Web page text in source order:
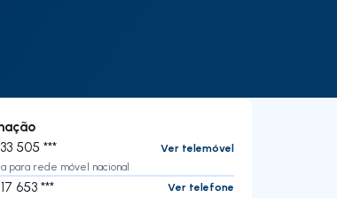
505 ***
Ver telemóvel
para rede móvel nacional
653 ***
Ver telefone